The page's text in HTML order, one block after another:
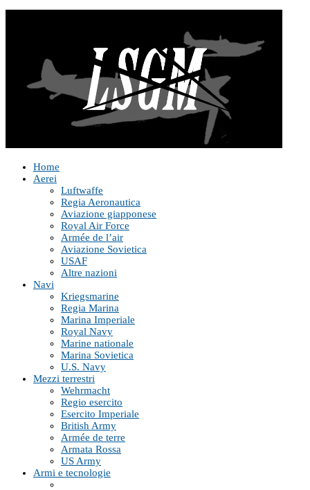
Home
Aerei
Luftwaffe
Regia Aeronautica
Aviazione giapponese
Royal Air Force
Armée de l’air
Aviazione Sovietica
USAF
Altre nazioni
Navi
Kriegsmarine
Regia Marina
Marina Imperiale
Royal Navy
Marine nationale
Marina Sovietica
U.S. Navy
Mezzi terrestri
Wehrmacht
Regio esercito
Esercito Imperiale
British Army
Armée de terre
Armata Rossa
US Army
Armi e tecnologie